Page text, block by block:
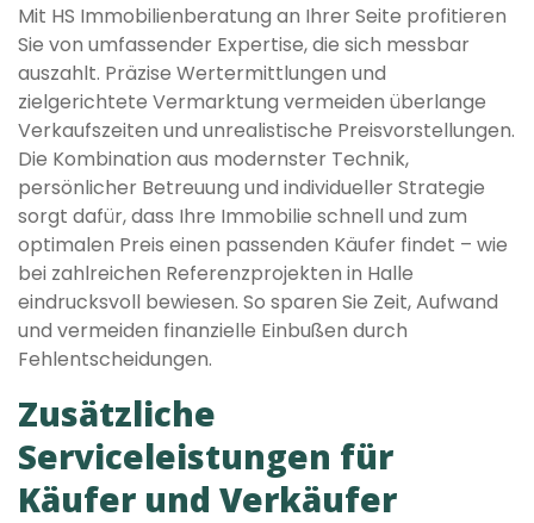
Mit HS Immobilienberatung an Ihrer Seite profitieren
Sie von umfassender Expertise, die sich messbar
auszahlt. Präzise Wertermittlungen und
zielgerichtete Vermarktung vermeiden überlange
Verkaufszeiten und unrealistische Preisvorstellungen.
Die Kombination aus modernster Technik,
persönlicher Betreuung und individueller Strategie
sorgt dafür, dass Ihre Immobilie schnell und zum
optimalen Preis einen passenden Käufer findet – wie
bei zahlreichen Referenzprojekten in Halle
eindrucksvoll bewiesen. So sparen Sie Zeit, Aufwand
und vermeiden finanzielle Einbußen durch
Fehlentscheidungen.
Zusätzliche
Serviceleistungen für
Käufer und Verkäufer